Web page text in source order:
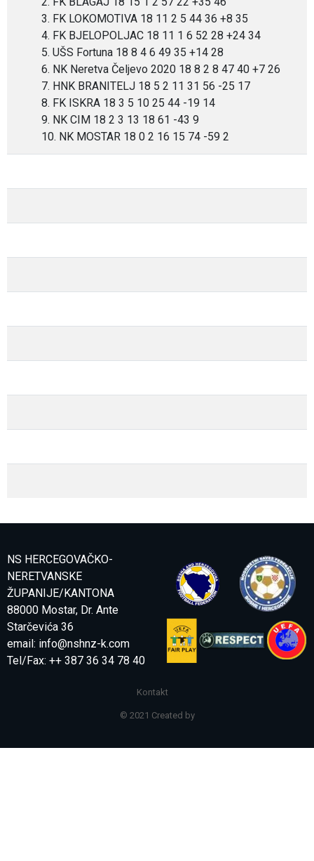
3. FK LOKOMOTIVA 18 11 2 5 44 36 +8 35
4. FK BJELOPOLJAC 18 11 1 6 52 28 +24 34
5. UŠS Fortuna 18 8 4 6 49 35 +14 28
6. NK Neretva Čeljevo 2020 18 8 2 8 47 40 +7 26
7. HNK BRANITELJ 18 5 2 11 31 56 -25 17
8. FK ISKRA 18 3 5 10 25 44 -19 14
9. NK CIM 18 2 3 13 18 61 -43 9
10. NK MOSTAR 18 0 2 16 15 74 -59 2
NS HERCEGOVAČKO-
NERETVANSKE
ŽUPANIJE/KANTONA
88000 Mostar, Dr. Ante
Starčevića 36
email: info@nshnz-k.com
Tel/Fax: ++ 387 36 34 78 40
Kontakt
© 2021 Created by